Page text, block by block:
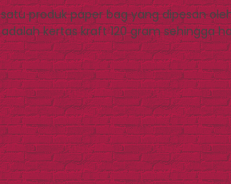
produk paper bag yang dipesan
kertas kraft 120 gram sehingga